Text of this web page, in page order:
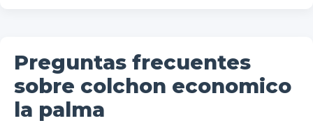
Preguntas frecuentes
sobre colchon economico
la palma